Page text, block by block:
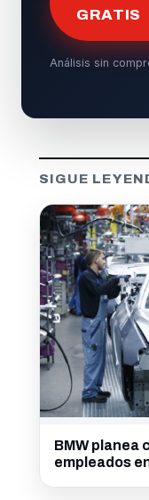
GRATIS
Análisis sin
SIGUE
BMW planea
empleados